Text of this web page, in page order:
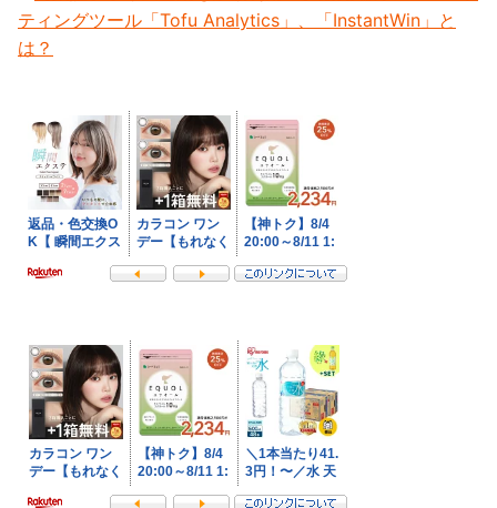
ティングツール「Tofu Analytics」、「InstantWin」と
は？